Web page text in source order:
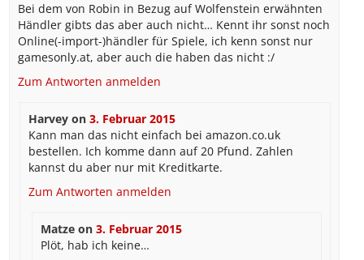
Bei dem von Robin in Bezug auf Wolfenstein erwähnten
Händler gibts das aber auch nicht… Kennt ihr sonst noch
Online(-import-)händler für Spiele, ich kenn sonst nur
gamesonly.at, aber auch die haben das nicht :/
Zum Antworten anmelden
Harvey on3. Februar 2015
Kann man das nicht einfach bei amazon.co.uk
bestellen. Ich komme dann auf 20 Pfund. Zahlen
kannst du aber nur mit Kreditkarte.
Zum Antworten anmelden
Matze on3. Februar 2015
Plöt, hab ich keine…